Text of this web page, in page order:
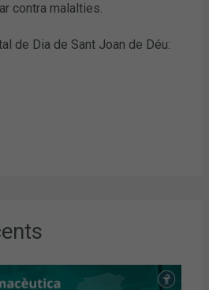
contra malalties.
de Dia de Sant Joan de Déu: